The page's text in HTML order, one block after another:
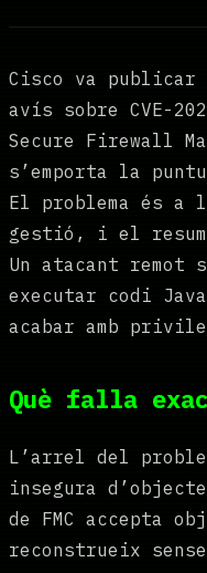
Cisco va publicar
avís sobre CVE-
Secure Firewall
s’emporta la
El problema és a
gestió, i el resum
Un atacant remot
executar codi
acabar amb
Què falla
L’arrel del
insegura
de FMC accepta
reconstrueix